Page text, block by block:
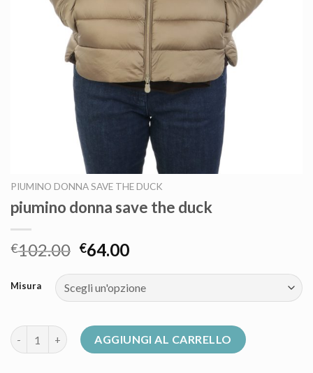
PIUMINO DONNA SAVE THE DUCK
piumino donna save the duck
€102.00 €64.00
Misura
piumino donna save the duck quantità
AGGIUNGI AL CARRELLO